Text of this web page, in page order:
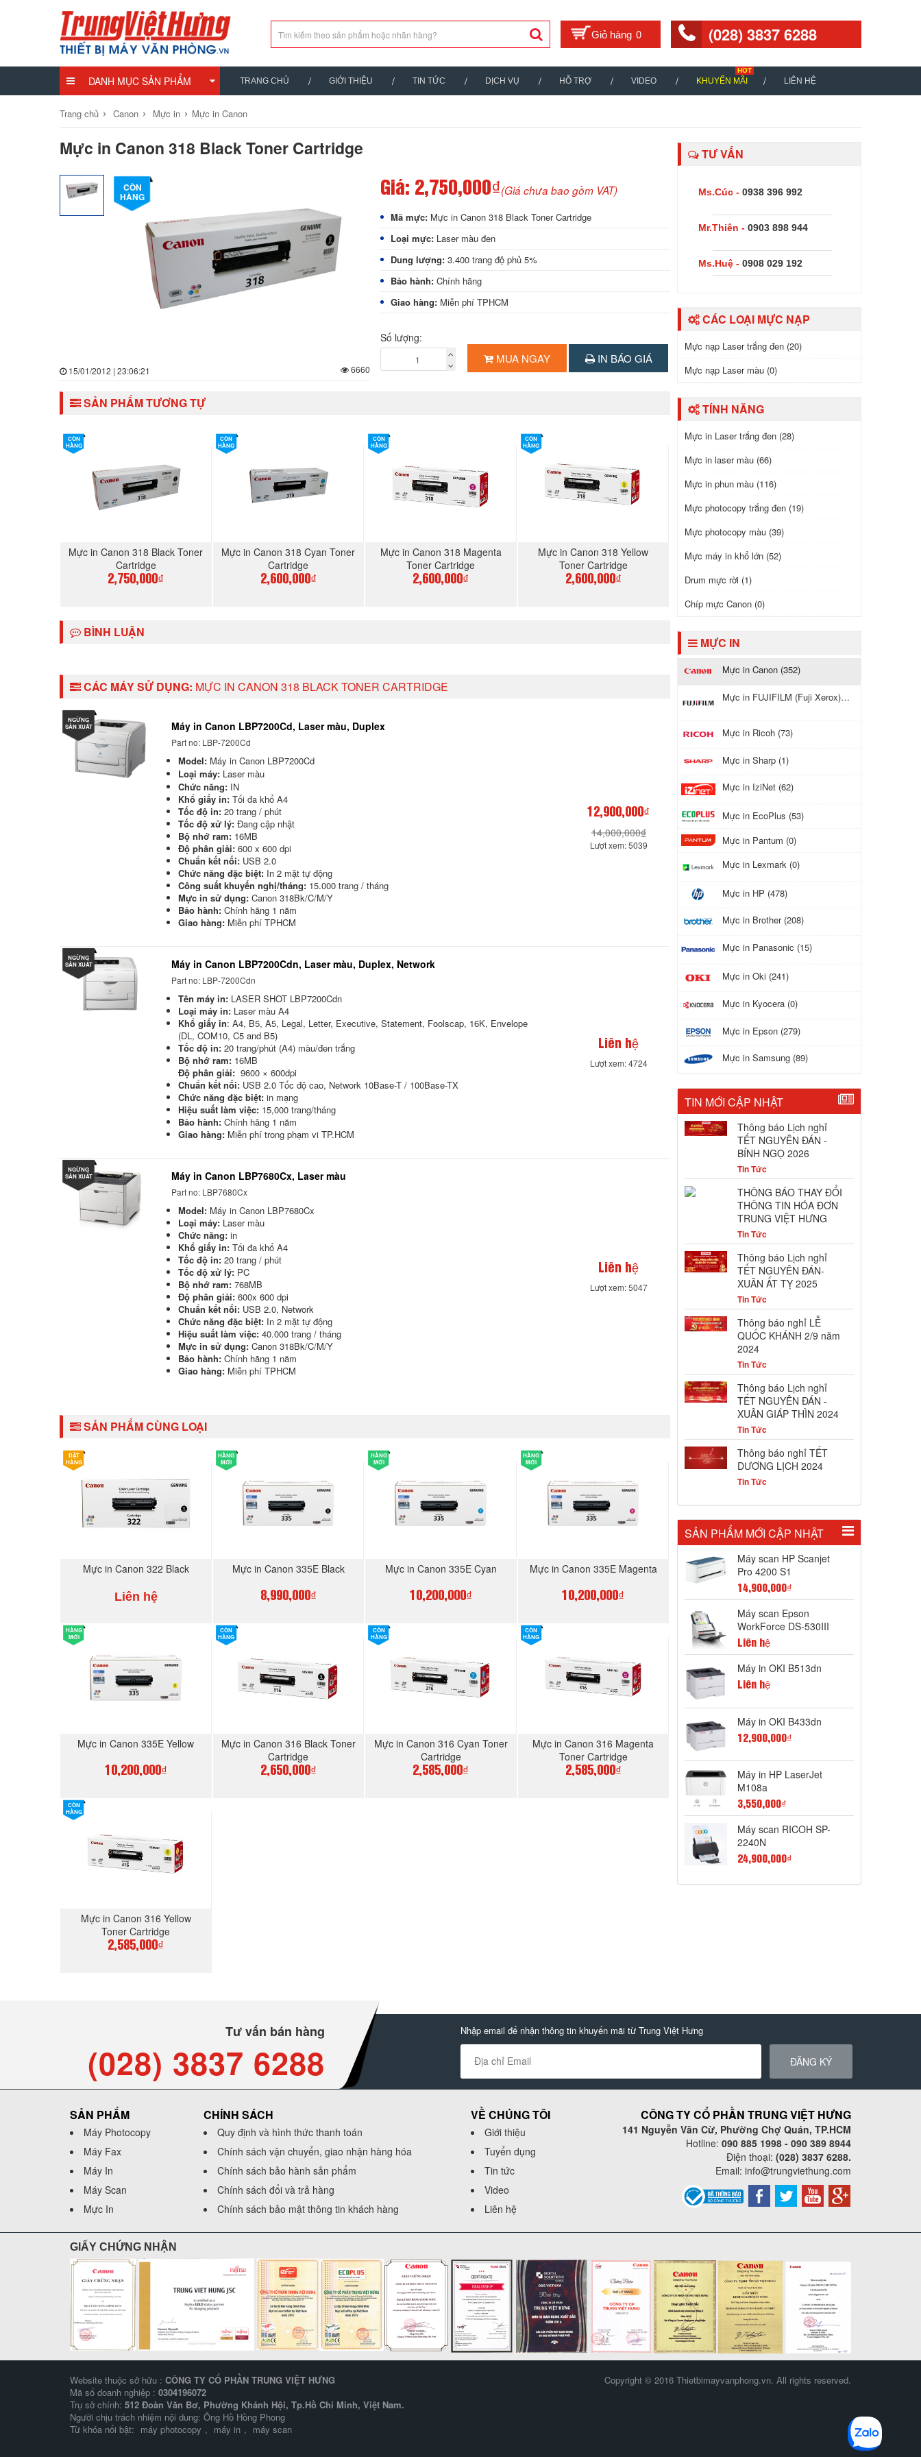
0 (028) 3837 6288
DANH MỤC SẢN PHẨM TRANG CHỦ GIỚI THIỆU TIN TỨC DỊCH VỤ HỖ TRỢ VIDEO KHUYẾN MÃI LIÊN HỆ
Trang chủ › Canon › Mực in › Mực in Canon
Mực in Canon 318 Black Toner Cartridge
CÒN
HÀNG
15/01/2012 | 23:06:21 6660
Giá: 2,750,000₫(Giá chưa bao gồm VAT)
Mã mực: Mực in Canon 318 Black Toner Cartridge
Loại mực:Laser màu đen
Dung lượng:3.400 trang độ phủ 5%
Bảo hành:Chính hãng
Giao hàng:Miễn phí TPHCM
Số lượng:
MUA NGAY IN BÁO GIÁ
SẢN PHẨM TƯƠNG TỰ
CÒN
HÀNG
Mực in Canon 318 Black Toner
Cartridge
2,750,000₫
CÒN
HÀNG
Mực in Canon 318 Cyan Toner
Cartridge
2,600,000₫
CÒN
HÀNG
Mực in Canon 318 Magenta
Toner Cartridge
2,600,000₫
CÒN
HÀNG
Mực in Canon 318 Yellow
Toner Cartridge
2,600,000₫
BÌNH LUẬN
CÁC MÁY SỬ DỤNG: MỰC IN CANON 318 BLACK TONER CARTRIDGE
NGỪNG
SẢN XUẤT
Máy in Canon LBP7200Cd, Laser màu, Duplex
Part no: LBP-7200Cd
Model: Máy in Canon LBP7200Cd
Loại máy: Laser màu
Chức năng: IN
Khổ giấy in: Tối đa khổ A4
Tốc độ in: 20 trang / phút
Tốc độ xử lý: Đang cập nhật
Bộ nhớ ram: 16MB
Độ phân giải: 600 x 600 dpi
Chuẩn kết nối: USB 2.0
Chức năng đặc biệt: In 2 mặt tự động
Công suất khuyến nghị/tháng: 15.000 trang / tháng
Mực in sử dụng: Canon 318Bk/C/M/Y
Bảo hành: Chính hãng 1 năm
Giao hàng: Miễn phí TPHCM
12,900,000₫
14,000,000₫
Lượt xem: 5039
NGỪNG
SẢN XUẤT
Máy in Canon LBP7200Cdn, Laser màu, Duplex, Network
Part no: LBP-7200Cdn
Tên máy in: LASER SHOT LBP7200Cdn
Loại máy in: Laser màu A4
Khổ giấy in: A4, B5, A5, Legal, Letter, Executive, Statement, Foolscap, 16K, Envelope
(DL, COM10, C5 and B5)
Tốc độ in: 20 trang/phút (A4) màu/đen trắng
Bộ nhớ ram: 16MB
Độ phân giải: 9600 × 600dpi
Chuẩn kết nối: USB 2.0 Tốc độ cao, Network 10Base-T / 100Base-TX
Chức năng đặc biệt: in mạng
Hiệu suất làm việc: 15,000 trang/tháng
Bảo hành: Chính hãng 1 năm
Giao hàng: Miễn phí trong phạm vi TP.HCM
Liên hệ
Lượt xem: 4724
NGỪNG
SẢN XUẤT
Máy in Canon LBP7680Cx, Laser màu
Part no: LBP7680Cx
Model: Máy in Canon LBP7680Cx
Loại máy: Laser màu
Chức năng: in
Khổ giấy in: Tối đa khổ A4
Tốc độ in: 20 trang / phút
Tốc độ xử lý: PC
Bộ nhớ ram: 768MB
Độ phân giải: 600x 600 dpi
Chuẩn kết nối: USB 2.0, Network
Chức năng đặc biệt: In 2 mặt tự động
Hiệu suất làm việc: 40.000 trang / tháng
Mực in sử dụng: Canon 318Bk/C/M/Y
Bảo hành: Chính hãng 1 năm
Giao hàng: Miễn phí TPHCM
Liên hệ
Lượt xem: 5047
SẢN PHẨM CÙNG LOẠI
ĐẶT
HÀNG
Mực in Canon 322 Black
Liên hệ
HÀNG
MỚI
Mực in Canon 335E Black
8,990,000₫
HÀNG
MỚI
Mực in Canon 335E Cyan
10,200,000₫
HÀNG
MỚI
Mực in Canon 335E Magenta
10,200,000₫
HÀNG
MỚI
Mực in Canon 335E Yellow
10,200,000₫
CÒN
HÀNG
Mực in Canon 316 Black Toner
Cartridge
2,650,000₫
CÒN
HÀNG
Mực in Canon 316 Cyan Toner
Cartridge
2,585,000₫
CÒN
HÀNG
Mực in Canon 316 Magenta
Toner Cartridge
2,585,000₫
CÒN
HÀNG
Mực in Canon 316 Yellow
Toner Cartridge
2,585,000₫
TƯ VẤN
Ms.Cúc - 0938 396 992
Mr.Thiên - 0903 898 944
Ms.Huệ - 0908 029 192
CÁC LOẠI MỰC NẠP
Mực nạp Laser trắng đen (20)
Mực nạp Laser màu (0)
TÍNH NĂNG
Mực in Laser trắng đen (28)
Mực in laser màu (66)
Mực in phun màu (116)
Mực photocopy trắng đen (19)
Mực photocopy màu (39)
Mực máy in khổ lớn (52)
Drum mực rời (1)
Chíp mực Canon (0)
MỰC IN
Mực in Canon (352)
Mực in FUJIFILM (Fuji Xerox) (243)
Mực in Ricoh (73)
Mực in Sharp (1)
Mực in IziNet (62)
Mực in EcoPlus (53)
Mực in Pantum (0)
Mực in Lexmark (0)
Mực in HP (478)
Mực in Brother (208)
Mực in Panasonic (15)
Mực in Oki (241)
Mực in Kyocera (0)
Mực in Epson (279)
Mực in Samsung (89)
TIN MỚI CẬP NHẬT
Thông báo Lịch nghỉ
TẾT NGUYÊN ĐÁN -
BÍNH NGỌ 2026
Tin Tức
THÔNG BÁO THAY ĐỔI
THÔNG TIN HÓA ĐƠN
TRUNG VIỆT HƯNG
Tin Tức
Thông báo Lịch nghỉ
TẾT NGUYÊN ĐÁN-
XUÂN ẤT TỴ 2025
Tin Tức
Thông báo nghỉ LỄ
QUỐC KHÁNH 2/9 năm
2024
Tin Tức
Thông báo Lịch nghỉ
TẾT NGUYÊN ĐÁN -
XUÂN GIÁP THÌN 2024
Tin Tức
Thông báo nghỉ TẾT
DƯƠNG LỊCH 2024
Tin Tức
SẢN PHẨM MỚI CẬP NHẬT
Máy scan HP Scanjet
Pro 4200 S1
14,900,000₫
Máy scan Epson
WorkForce DS-530III
Liên hệ
Máy in OKI B513dn
Liên hệ
Máy in OKI B433dn
12,900,000₫
Máy in HP LaserJet
M108a
3,550,000₫
Máy scan RICOH SP-
2240N
24,900,000₫
Tư vấn bán hàng
(028) 3837 6288
Nhập email để nhận thông tin khuyến mãi từ Trung Việt Hưng
ĐĂNG KÝ
SẢN PHẨM
Máy Photocopy
Máy Fax
Máy In
Máy Scan
Mực In
CHÍNH SÁCH
Quy định và hình thức thanh toán
Chính sách vận chuyển, giao nhận hàng hóa
Chính sách bảo hành sản phẩm
Chính sách đổi và trả hàng
Chính sách bảo mật thông tin khách hàng
VỀ CHÚNG TÔI
Giới thiệu
Tuyển dụng
Tin tức
Video
Liên hệ
CÔNG TY CỔ PHẦN TRUNG VIỆT HƯNG
141 Nguyễn Văn Cừ, Phường Chợ Quán, TP.HCM
Hotline: 090 885 1998 - 090 389 8944
Điện thoại: (028) 3837 6288.
Email: info@trungviethung.com
GIẤY CHỨNG NHẬN
Website thuộc sở hữu : CÔNG TY CỔ PHẦN TRUNG VIỆT HƯNG
Mã số doanh nghiệp : 0304196072
Trụ sở chính: 512 Đoàn Văn Bơ, Phường Khánh Hội, Tp.Hồ Chí Minh, Việt Nam.
Người chịu trách nhiệm nội dung: Ông Hồ Hồng Phong
Từ khóa nổi bật: máy photocopy , máy in , máy scan
Copyright © 2016 Thietbimayvanphong.vn. All rights reserved.